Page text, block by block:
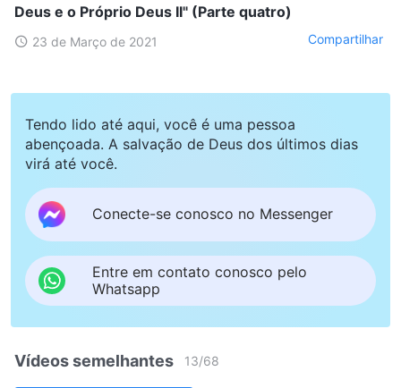
Deus e o Próprio Deus II" (Parte quatro)
23 de Março de 2021 Compartilhar
Tendo lido até aqui, você é uma pessoa
abençoada. A salvação de Deus dos últimos dias
virá até você.
Conecte-se conosco no Messenger
Entre em contato conosco pelo
Whatsapp
Vídeos semelhantes 13/68